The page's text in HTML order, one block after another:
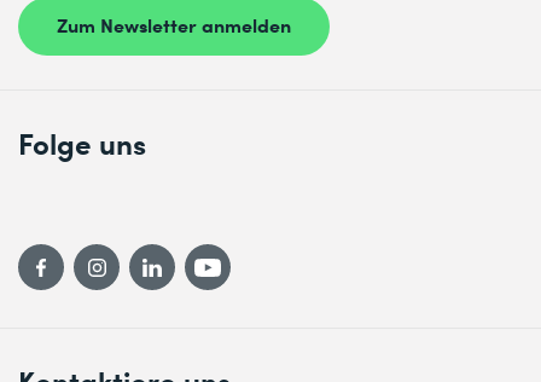
Zum Newsletter anmelden
Folge uns